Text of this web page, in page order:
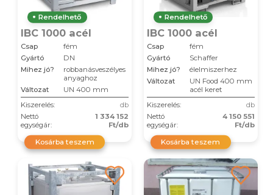
Rendelhető
IBC 1000 acél
Csap
fém
Gyártó
DN
Mihez jó?
robbanásveszélyes
anyaghoz
Változat
UN 400 mm
Kiszerelés:
db
Nettó
egységár:
1 334 152
Ft/db
Kosárba teszem
Rendelhető
IBC 1000 acél
Csap
fém
Gyártó
Schaffer
Mihez jó?
élelmiszerhez
Változat
UN Food 400 mm
acél keret
Kiszerelés:
db
Nettó
egységár:
4 150 551
Ft/db
Kosárba teszem